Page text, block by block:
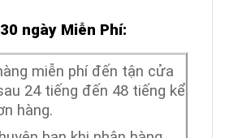
ngày Miễn Phí:
miễn phí đến tận cửa
24 tiếng đến 48 tiếng kể
hàng.